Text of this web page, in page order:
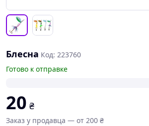
Блесна Код: 223760
Готово к отправке
20 ₴
Заказ у продавца — от 200 ₴